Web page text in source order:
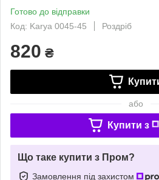
Готово до відправки
Код: Karya 0045-45
Роздріб
820 ₴
або
Купити з
Що таке купити з Пром?
Замовлення під захистом